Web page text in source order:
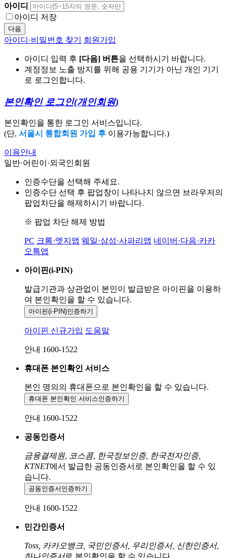
아이디
아이디 저장
다음
아이디·비밀번호 찾기 회원가입
아이디 입력 후 [다음] 버튼을 선택하시기 바랍니다.
계정정보 노출 방지를 위해 공용 기기가 아닌 개인 기기
로 로그인합니다.
본인확인 로그인(개인회원)
본인확인을 통한 로그인 서비스입니다.
(단, 서울시 통합회원 가입 후 이용가능합니다.)
이용안내
일반·어린이·외국인회원
인증수단을 선택해 주세요.
인증수단 선택 후 팝업창이 나타나지 않으면 브라우저의
팝업차단을 해제하시기 바랍니다.
※ 팝업 차단 해제 방법
PC 크롬·엣지앱 웨일·삼성·사파리앱 네이버·다음·카카
오톡앱
아이핀(i-PIN)
발급기관과 상관없이 본인이 발급받은 아이핀을 이용하
여 본인확인을 할 수 있습니다.
아이핀(i-PIN)인증하기
아이핀 신규가입 도움말
안내 1600-1522
휴대폰 본인확인 서비스
본인 명의의 휴대폰으로 본인확인을 할 수 있습니다.
휴대폰 본인확인 서비스인증하기
안내 1600-1522
공동인증서
금융결제원, 코스콤, 한국정보인증, 한국전자인증,
KTNET에서 발급한 공동인증서로 본인확인을 할 수 있
습니다.
공동인증서 인증하기
안내 1600-1522
민간인증서
Toss, 카카오뱅크, 국민인증서, 우리인증서, 신한인증서,